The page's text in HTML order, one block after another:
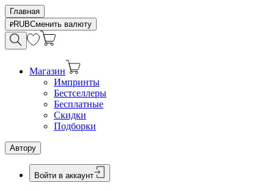
Главная
RUBСменить валюту
Магазин
Импринты
Бестселлеры
Бесплатные
Скидки
Подборки
Автору
Войти в аккаунт